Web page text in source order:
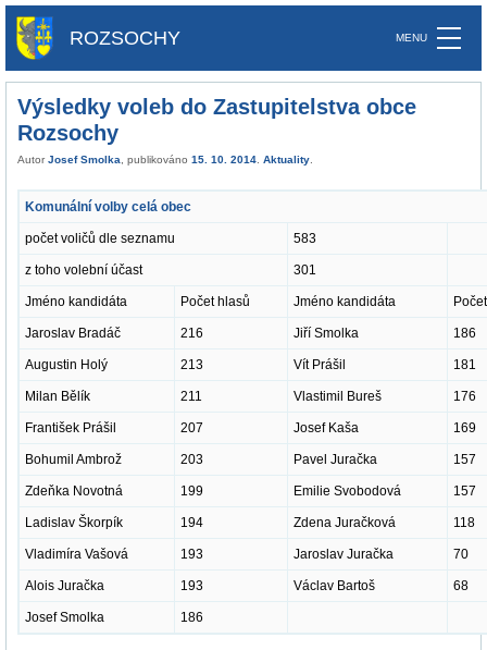
ROZSOCHY
Výsledky voleb do Zastupitelstva obce
Rozsochy
Autor Josef Smolka , publikováno 15. 10. 2014 Aktuality
Komunální volby celá obec
počet voličů dle seznamu 583
z toho volební účast 301
Jméno kandidáta Počet hlasů Jméno kandidáta
Jaroslav Bradáč 216 Jiří Smolka 186
Augustin Holý 213 Vít Prášil 181
Milan Bělík 211 Vlastimil Bureš 176
František Prášil 207 Josef Kaša 169
Bohumil Ambrož 203 Pavel Juračka 157
Zdeňka Novotná 199 Emilie Svobodová 157
Ladislav Škorpík 194 Zdena Juračková 118
Vladimíra Vašová 193 Jaroslav Juračka 70
Alois Juračka 193 Václav Bartoš 68
Josef Smolka 186